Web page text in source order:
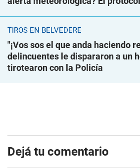
TIROS EN BELVEDERE
"¡Vos sos el que anda haciendo
delincuentes le dispararon a un
tirotearon con la Policía
Dejá tu comentario